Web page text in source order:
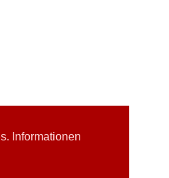
Informationen